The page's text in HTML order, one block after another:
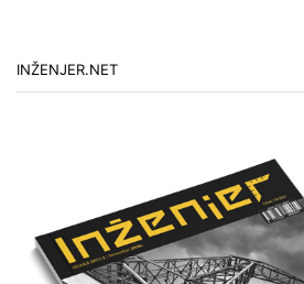
INŽENJER.NET